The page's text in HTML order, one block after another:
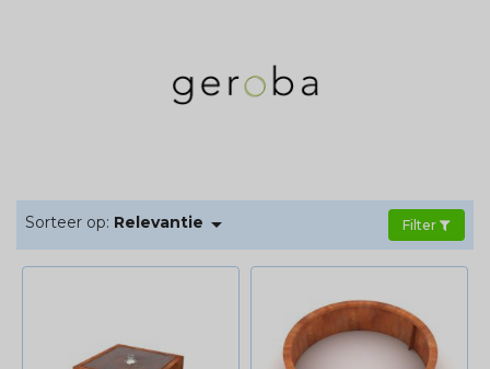
Sorteer op: Relevantie  Filter